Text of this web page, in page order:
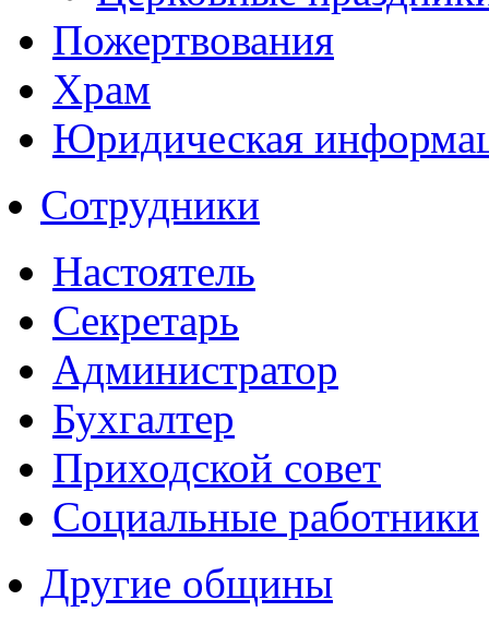
Пожертвования
Храм
Юридическая
Сотрудники
Настоятель
Секретарь
Администратор
Бухгалтер
Приходской совет
Социальные работники
Другие общины